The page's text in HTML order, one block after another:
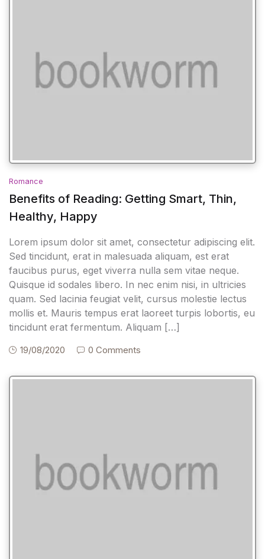
Romance
Benefits of Reading: Getting Smart, Thin,
Healthy, Happy
Lorem ipsum dolor sit amet, consectetur adipiscing elit.
Sed tincidunt, erat in malesuada aliquam, est erat
faucibus purus, eget viverra nulla sem vitae neque.
Quisque id sodales libero. In nec enim nisi, in ultricies
quam. Sed lacinia feugiat velit, cursus molestie lectus
mollis et. Mauris tempus erat laoreet turpis lobortis, eu
tincidunt erat fermentum. Aliquam […]
19/08/2020 0 Comments